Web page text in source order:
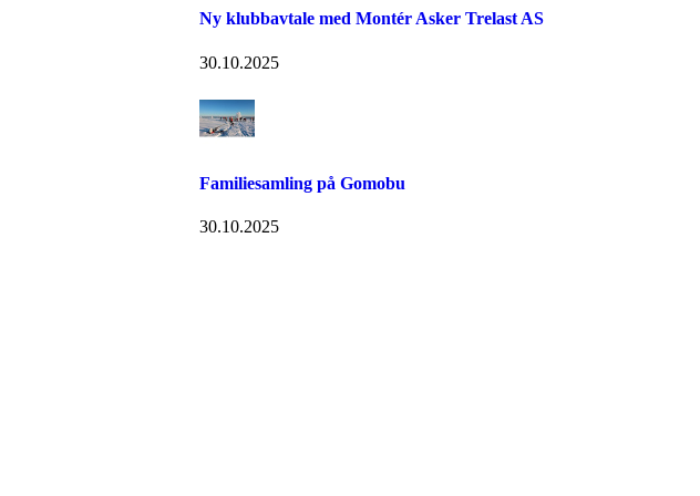
Ny klubbavtale med Montér Asker Trelast AS
30.10.2025
Familiesamling på Gomobu
30.10.2025